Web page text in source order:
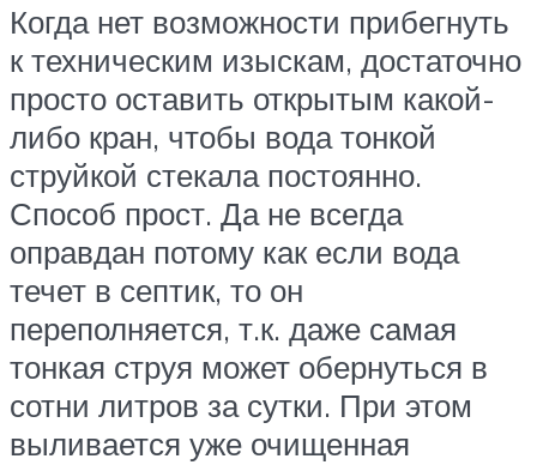
Когда нет возможности прибегнуть
к техническим изыскам, достаточно
просто оставить открытым какой-
либо кран, чтобы вода тонкой
струйкой стекала постоянно.
Способ прост. Да не всегда
оправдан потому как если вода
течет в септик, то он
переполняется, т.к. даже самая
тонкая струя может обернуться в
сотни литров за сутки. При этом
выливается уже очищенная